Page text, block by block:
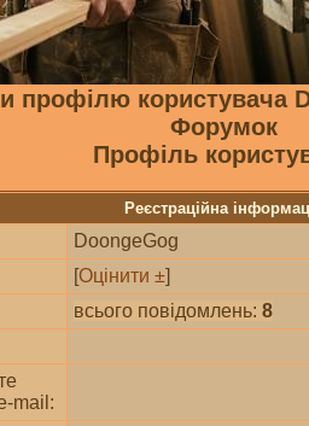
профілю користувача
Форумок
Профіль
Реєстраційна
DoongeGog
[Оцінити ±]
всього повідомлень:8
mail: